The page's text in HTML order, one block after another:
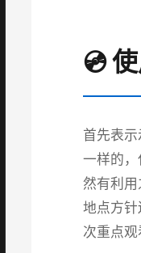
💿
首先表
一样的
然有利
地点方
次重点